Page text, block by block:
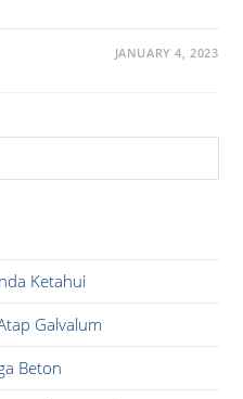
JANUARY 4, 2023
Ketahui
Galvalum
Beton